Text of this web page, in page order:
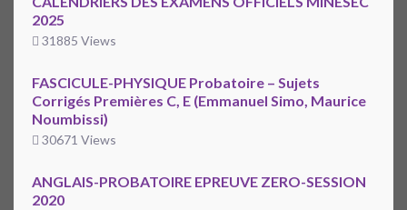
2025
31885 Views
FASCICULE-PHYSIQUE Probatoire – Sujets
Corrigés Premières C, E (Emmanuel Simo, Maurice
Noumbissi)
30671 Views
ANGLAIS-PROBATOIRE EPREUVE ZERO-SESSION
2020